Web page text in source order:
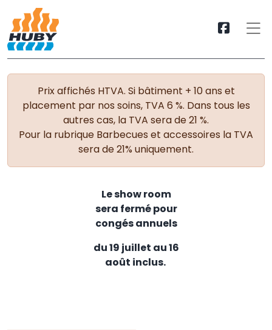
Prix affichés HTVA. Si bâtiment + 10 ans et
placement par nos soins, TVA 6 %. Dans tous les
autres cas, la TVA sera de 21 %.
Pour la rubrique Barbecues et accessoires la TVA
sera de 21% uniquement.
Le show room
sera fermé pour
congés annuels
du 19 juillet au 16
août inclus.